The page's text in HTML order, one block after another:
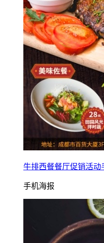
牛排西餐餐厅促销活动
手机海报